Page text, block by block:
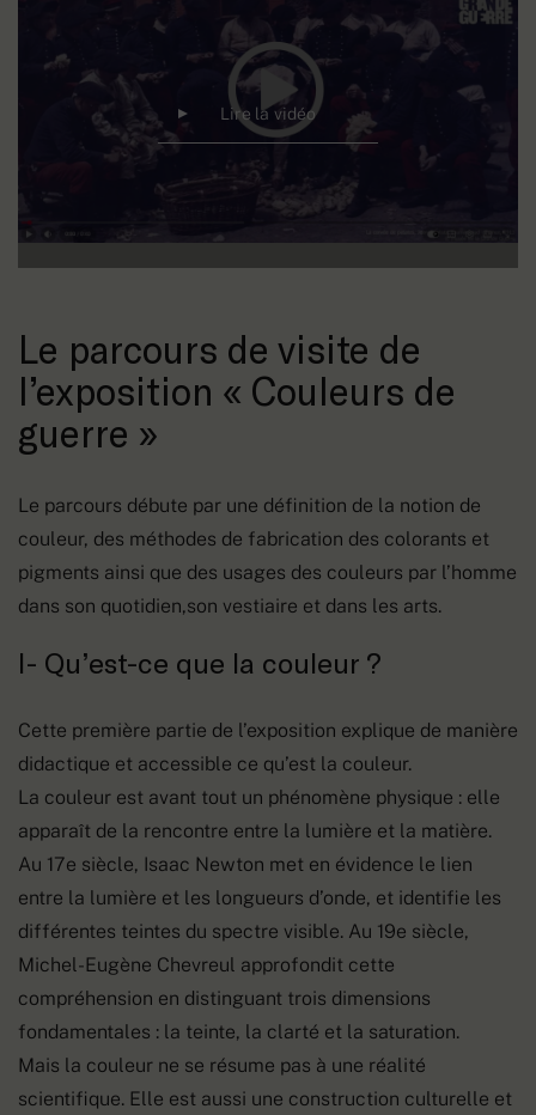
Lire la vidéo
Le parcours de visite de
l’exposition « Couleurs de
guerre »
Le parcours débute par une définition de la notion de
couleur, des méthodes de fabrication des colorants et
pigments ainsi que des usages des couleurs par l’homme
dans son quotidien,son vestiaire et dans les arts.
I- Qu’est-ce que la couleur ?
Cette première partie de l’exposition explique de manière
didactique et accessible ce qu’est la couleur.
La couleur est avant tout un phénomène physique : elle
apparaît de la rencontre entre la lumière et la matière.
Au 17e siècle, Isaac Newton met en évidence le lien
entre la lumière et les longueurs d’onde, et identifie les
différentes teintes du spectre visible. Au 19e siècle,
Michel-Eugène Chevreul approfondit cette
compréhension en distinguant trois dimensions
fondamentales : la teinte, la clarté et la saturation.
Mais la couleur ne se résume pas à une réalité
scientifique. Elle est aussi une construction culturelle et